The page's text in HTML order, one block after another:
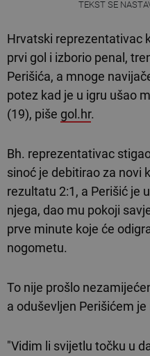
TEKST SE
Hrvatski reprezentativac
prvi gol i izborio penal,
Perišića, a mnoge
potez kad je u igru ušao
(19), piše gol.hr.
Bh. reprezentativac
sinoć je debitirao za novi
rezultatu 2:1, a Perišić je
njega, dao mu pokoji
prve minute koje će
nogometu.
To nije prošlo
a oduševljen Perišićem je
"Vidim li svijetlu točku u